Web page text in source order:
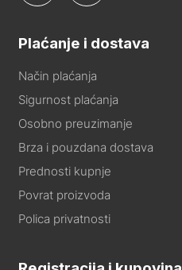
Plaćanje i dostava
Način plaćanja
Sigurnost plaćanja
Osobno preuzimanje
Brza i pouzdana dostava
Prednosti kupnje
Povrat proizvoda
Polica privatnosti